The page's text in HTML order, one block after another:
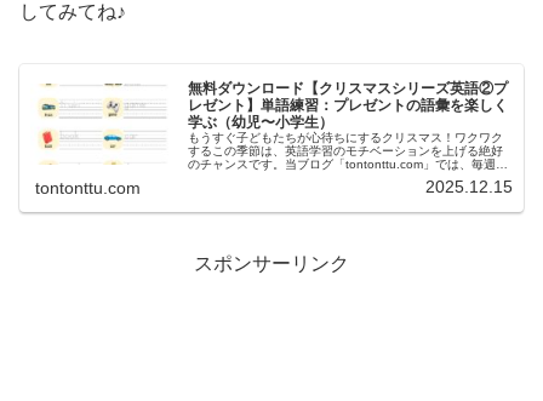
してみてね♪
無料ダウンロード【クリスマスシリーズ英語②プ
レゼント】単語練習：プレゼントの語彙を楽しく
学ぶ（幼児〜小学生）
もうすぐ子どもたちが心待ちにするクリスマス！ワクワク
するこの季節は、英語学習のモチベーションを上げる絶好
のチャンスです。当ブログ「tontonttu.com」では、毎週テ
tontonttu.com 2025.12.15
スポンサーリンク